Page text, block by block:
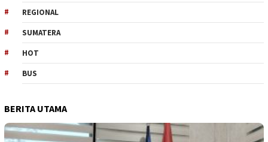
REGIONAL
SUMATERA
HOT
BUS
BERITA UTAMA